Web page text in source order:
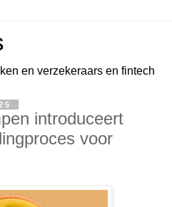
en verzekeraars en fintech
introduceert
voor